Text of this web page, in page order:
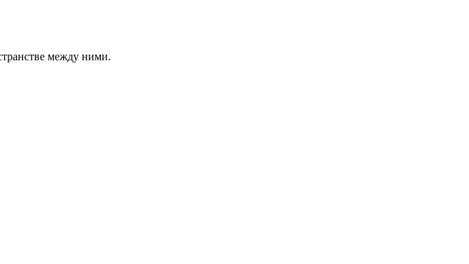
между ними.